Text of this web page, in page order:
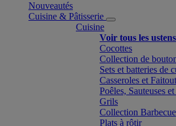
Nouveautés
Cuisine & Pâtisserie
Cuisine
Voir tous les
Cocottes
Collection de
Sets et batteries de
Casseroles et
Poêles, Sauteuses
Grils
Collection Barbecue
Plats à rôtir